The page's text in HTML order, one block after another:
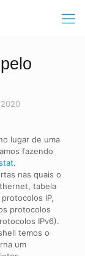
lugar de uma
fazendo
.
nas quais o
tabela
IP,
protocolos
IPv6).
temos o
um